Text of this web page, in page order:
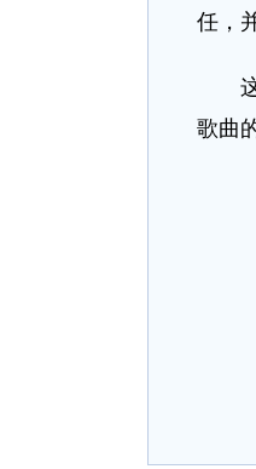
任，
这
歌曲